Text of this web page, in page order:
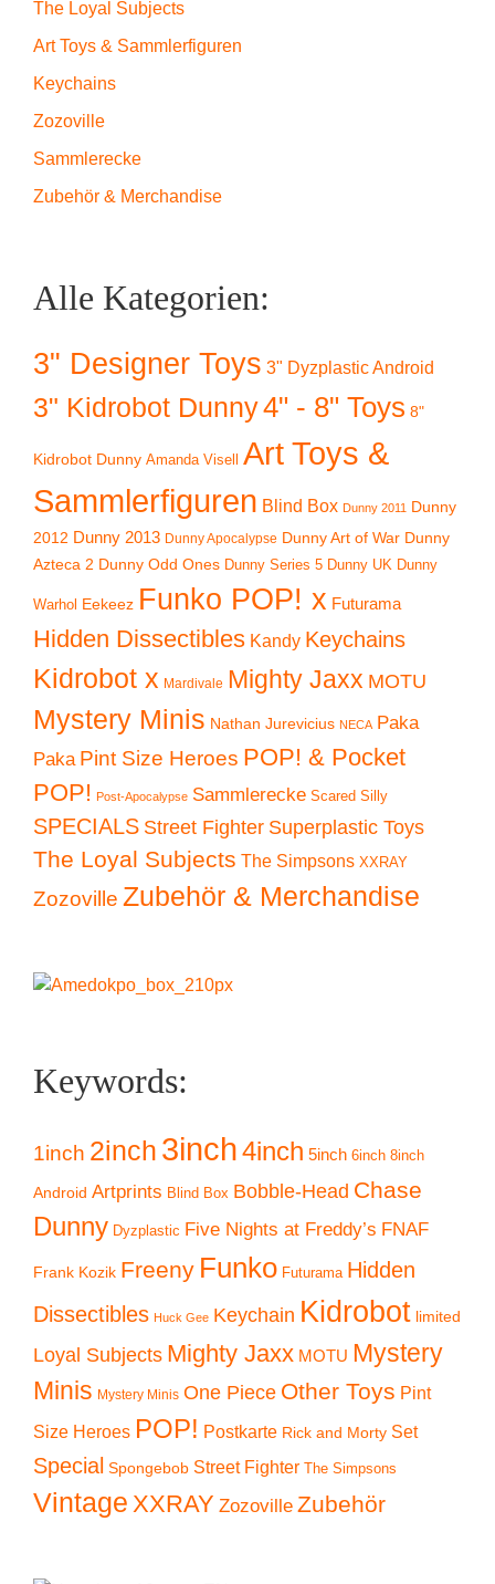
The Loyal Subjects
Art Toys & Sammlerfiguren
Keychains
Zozoville
Sammlerecke
Zubehör & Merchandise
Alle Kategorien:
3" Designer Toys 3" Dyzplastic Android
3" Kidrobot Dunny4" - 8" Toys 8"
Kidrobot Dunny Amanda Visell Art Toys &
Sammlerfiguren Blind Box Dunny 2011 Dunny
2012 Dunny 2013 Dunny Apocalypse Dunny Art of War Dunny
Azteca 2 Dunny Odd Ones Dunny Series 5 Dunny UK Dunny
Warhol Eekeez Funko POP! x Futurama
Hidden Dissectibles Kandy Keychains
Kidrobot x Mardivale Mighty Jaxx MOTU
Mystery Minis Nathan Jurevicius NECA Paka
Paka Pint Size Heroes POP! & Pocket
POP! Post-Apocalypse Sammlerecke Scared Silly
SPECIALS Street Fighter Superplastic Toys
The Loyal Subjects The Simpsons XXRAY
Zozoville Zubehör & Merchandise
Keywords:
1inch 2inch 3inch4inch 5inch 6inch 8inch
Android Artprints Blind Box Bobble-Head Chase
Dunny Dyzplastic Five Nights at Freddy’s FNAF
Frank Kozik Freeny Funko Futurama Hidden
Dissectibles Huck Gee Keychain Kidrobot limited
Loyal Subjects Mighty Jaxx MOTU Mystery
Minis Mystery Minis One Piece Other Toys Pint
Size Heroes POP! Postkarte Rick and Morty Set
Special Spongebob Street Fighter The Simpsons
Vintage XXRAY Zozoville Zubehör